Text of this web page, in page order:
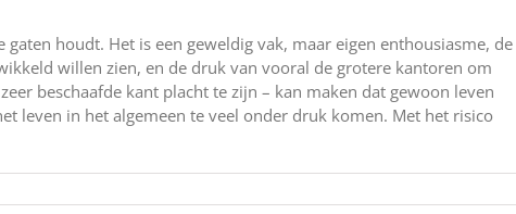
houdt. Het is een geweldig vak, maar eigen enthousiasme, de
willen zien, en de druk van vooral de grotere kantoren om
beschaafde kant placht te zijn – kan maken dat gewoon leven
leven in het algemeen te veel onder druk komen. Met het risico